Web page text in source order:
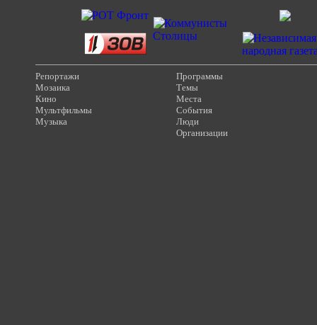
Репортажи
Мозаика
Кино
Мультфильмы
Музыка
Программы
Темы
Места
События
Люди
Организации